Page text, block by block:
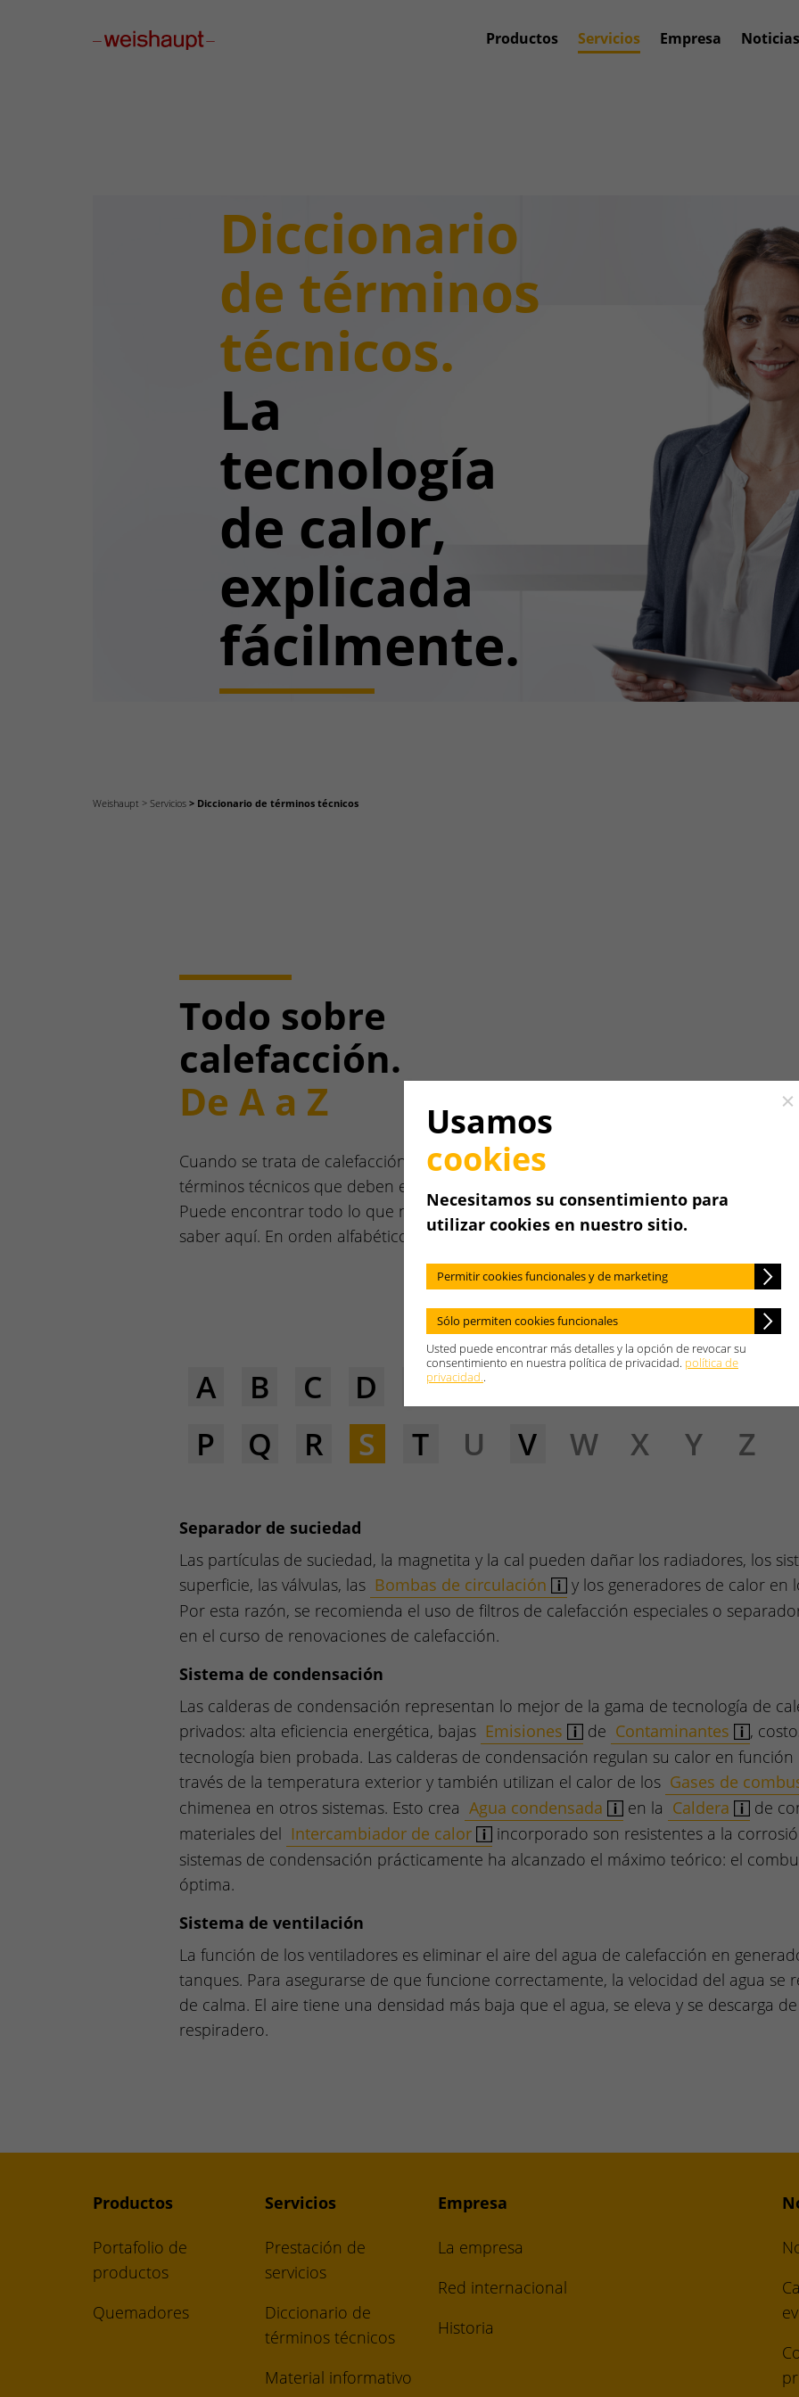
Productos Servicios Empresa Noticias
Diccionario
de términos
técnicos.
La
tecnología
de calor,
explicada
fácilmente.
Weishaupt Servicios Diccionario de términos técnicos
Todo sobre
calefacción.
De A a Z
Cuando se trata de calefacción, hay algunos
términos técnicos que deben explicarse.
Puede encontrar todo lo que necesita
saber aquí. En orden alfabético.
A B C D E F
P
Q R S T U V W X Y Z
Separador de suciedad
Las partículas de suciedad, la magnetita y la cal pueden dañar los radiadores, los
superficie, las válvulas, las Bombas de circulación
y los generadores de calor en
Por esta razón, se recomienda el uso de filtros de calefacción especiales o
en el curso de renovaciones de calefacción.
Sistema de condensación
Las calderas de condensación representan lo mejor de la gama de tecnología de
privados: alta eficiencia energética, bajas Emisiones de Contaminantes
,
tecnología bien probada. Las calderas de condensación regulan su calor en
través de la temperatura exterior y también utilizan el calor de los Gases de
chimenea en otros sistemas. Esto crea Agua condensada en la Caldera
de
materiales del Intercambiador de calor
incorporado son resistentes a la
sistemas de condensación prácticamente ha alcanzado el máximo teórico: el
óptima.
Sistema de ventilación
La función de los ventiladores es eliminar el aire del agua de calefacción en
tanques. Para asegurarse de que funcione correctamente, la velocidad del agua se
de calma. El aire tiene una densidad más baja que el agua, se eleva y se descarga
respiradero.
Productos
Portafolio de
productos
Quemadores
Servicios
Prestación de
servicios
Diccionario de
términos técnicos
Material informativo
Empresa
La empresa
Red internacional
Historia
Usamos
cookies
Necesitamos su consentimiento para
utilizar cookies en nuestro sitio.
Permitir cookies funcionales y de marketing
Sólo permiten cookies funcionales
Usted puede encontrar más detalles y la opción de revocar su
consentimiento en nuestra política de privacidad. política de
privacidad..